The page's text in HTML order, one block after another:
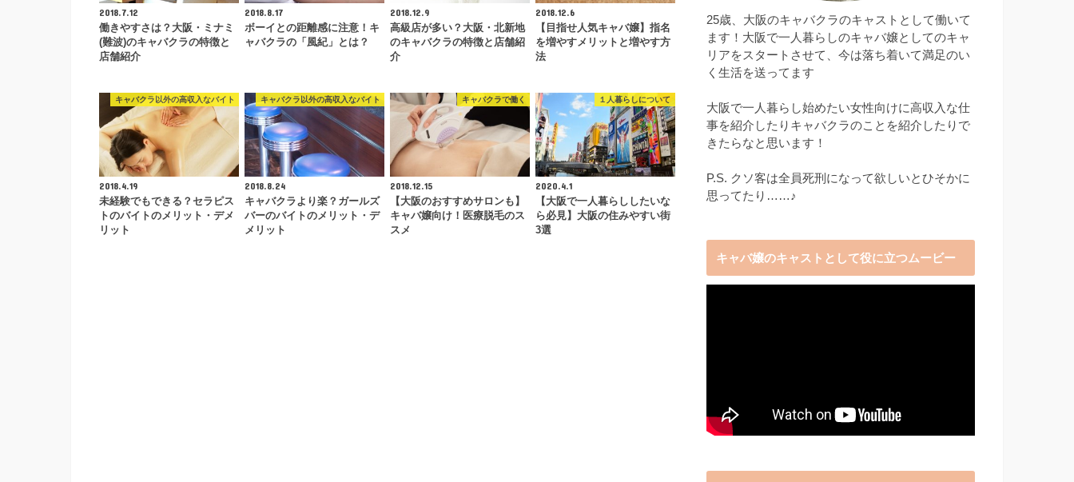
2018.7.12
働きやすさは？大阪・ミナミ
(難波)のキャバクラの特徴と
店舗紹介
2018.8.17
ボーイとの距離感に注意！キ
ャバクラの「風紀」とは？
2018.12.9
高級店が多い？大阪・北新地
のキャバクラの特徴と店舗紹
介
2018.12.6
【目指せ人気キャバ嬢】指名
を増やすメリットと増やす方
法
キャバクラ以外の高収入なバイト
2018.4.19
未経験でもできる？セラピス
トのバイトのメリット・デメ
リット
キャバクラ以外の高収入なバイト
2018.8.24
キャバクラより楽？ガールズ
バーのバイトのメリット・デ
メリット
キャバクラで働く
2018.12.15
【大阪のおすすめサロンも】
キャバ嬢向け！医療脱毛のス
スメ
１人暮らしについて
2020.4.1
【大阪で一人暮らししたいな
ら必見】大阪の住みやすい街
3選
25歳、大阪のキャバクラのキャストとして働いて
ます！大阪で一人暮らしのキャバ嬢としてのキャ
リアをスタートさせて、今は落ち着いて満足のい
く生活を送ってます
大阪で一人暮らし始めたい女性向けに高収入な仕
事を紹介したりキャバクラのことを紹介したりで
きたらなと思います！
P.S. クソ客は全員死刑になって欲しいとひそかに
思ってたり……♪
キャバ嬢のキャストとして役に立つムービー